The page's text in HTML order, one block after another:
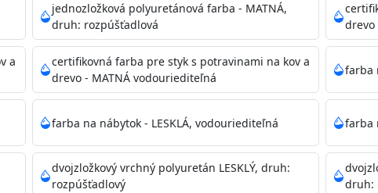
jednozložková polyuretánová farba - MATNÁ,
druh: rozpúšťadlová
drevo
a
certifikovná farba pre styk s potravinami na kov a
drevo - MATNÁ vodouriediteľná
farba
farba na nábytok - LESKLÁ, vodouriediteľná farba
dvojzložkový vrchný polyuretán LESKLÝ, druh:
rozpúšťadlový
druh: